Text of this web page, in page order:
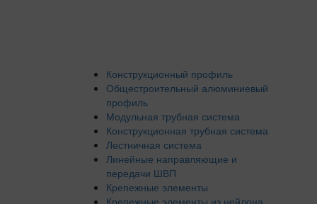
Конструкционный профиль
Общестроительный алюминиевый
профиль
Модульная трубная система
Конструкционная трубная система
Лестничная система
Линейные направляющие и
передачи ШВП
Крепежные элементы
Крепежные элементы из нейлона